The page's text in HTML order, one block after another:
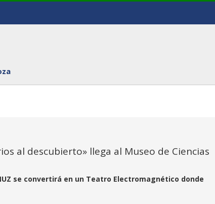
al descubierto» llega al Museo de Ciencias
se convertirá en un Teatro Electromagnético donde